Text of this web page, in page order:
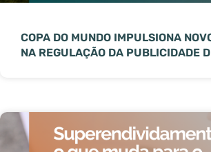
COPA DO MUNDO IMPULSIONA
NA REGULAÇÃO DA PUBLICIDADE